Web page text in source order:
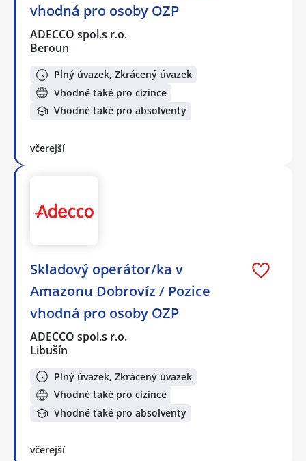
vhodná pro osoby OZP
ADECCO spol.s r.o.
Beroun
Plný úvazek, Zkrácený úvazek
Vhodné také pro cizince
Vhodné také pro absolventy
včerejší
Skladový operátor/ka v
Amazonu Dobrovíz / Pozice
vhodná pro osoby OZP
ADECCO spol.s r.o.
Libušín
Plný úvazek, Zkrácený úvazek
Vhodné také pro cizince
Vhodné také pro absolventy
včerejší